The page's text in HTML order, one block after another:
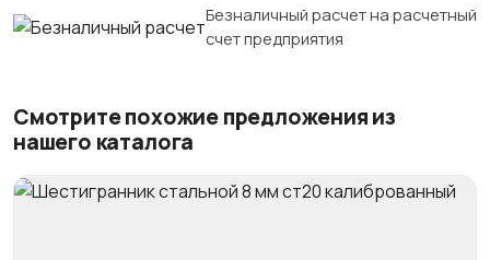
Безналичный расчет на расчетный
счет предприятия
Смотрите похожие предложения из
нашего каталога